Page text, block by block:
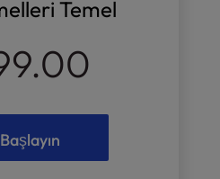
Temel
Başlayın